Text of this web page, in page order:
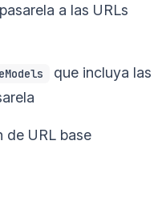
a las URLs
que incluya las
de URL base